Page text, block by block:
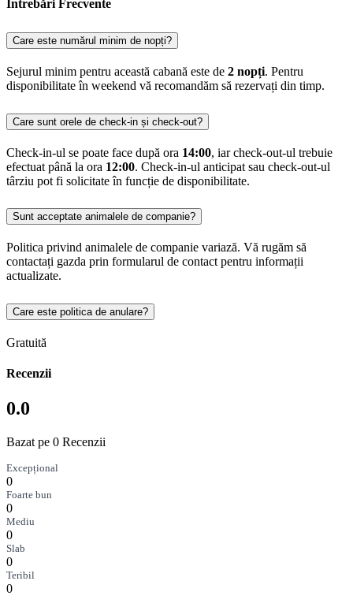
Întrebări Frecvente
Care este numărul minim de nopți?
Sejurul minim pentru această cabană este de 2 nopți. Pentru
disponibilitate în weekend vă recomandăm să rezervați din timp.
Care sunt orele de check-in și check-out?
Check-in-ul se poate face după ora 14:00, iar check-out-ul trebuie
efectuat până la ora 12:00. Check-in-ul anticipat sau check-out-ul
târziu pot fi solicitate în funcție de disponibilitate.
Sunt acceptate animalele de companie?
Politica privind animalele de companie variază. Vă rugăm să
contactați gazda prin formularul de contact pentru informații
actualizate.
Care este politica de anulare?
Gratuită
Recenzii
0.0
Bazat pe 0 Recenzii
Excepțional
0
Foarte bun
0
Mediu
0
Slab
0
Teribil
0